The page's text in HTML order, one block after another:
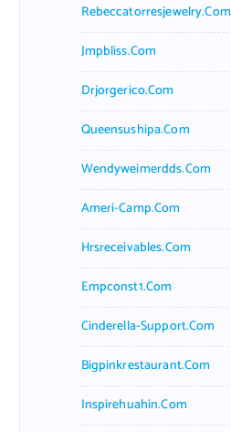
Rebeccatorresjewelry.com
Jmpbliss.com
Drjorgerico.com
Queensushipa.com
Wendyweimerdds.com
Ameri-Camp.com
Hrsreceivables.com
Empconst1.com
Cinderella-Support.com
Bigpinkrestaurant.com
Inspirehuahin.com